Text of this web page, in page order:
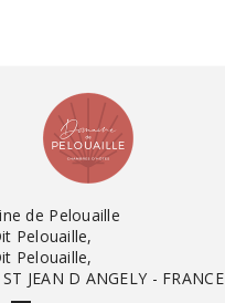
de Pelouaille
Pelouaille,
Pelouaille,
JEAN D ANGELY - FRANCE